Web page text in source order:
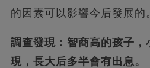
的因素可以影響今后發展的
調查發現：智商高的孩子，
現，長大后多半會有出息。